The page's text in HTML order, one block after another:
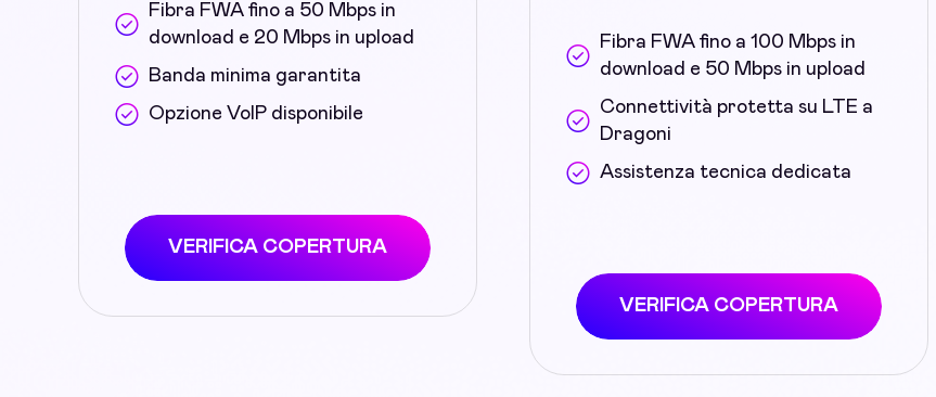
Fibra FWA fino a 50 Mbps in
download e 20 Mbps in upload
Banda minima garantita
Opzione VoIP disponibile
VERIFICA COPERTURA
Fibra FWA fino a 100 Mbps in
download e 50 Mbps in upload
Connettività protetta su LTE a
Dragoni
Assistenza tecnica dedicata
VERIFICA COPERTURA